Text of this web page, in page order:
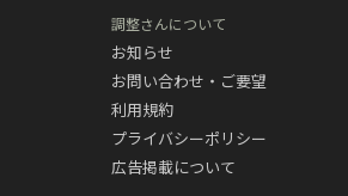
調整さんについて
お知らせ
お問い合わせ・ご要望
利用規約
プライバシーポリシー
広告掲載について